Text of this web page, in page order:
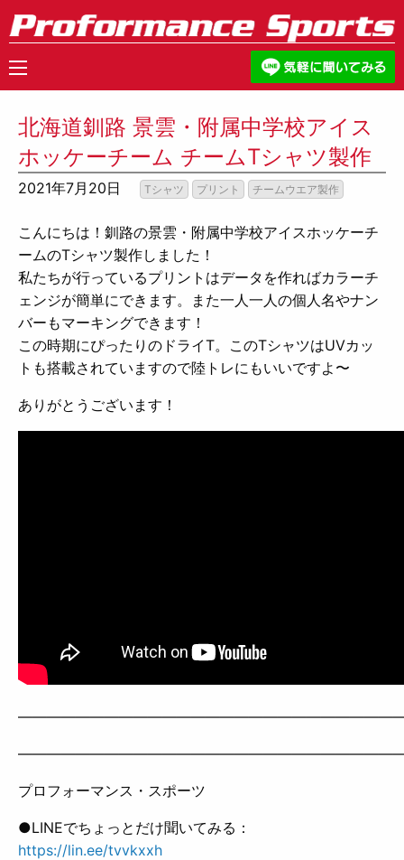
北海道釧路 景雲・附属中学校アイス
ホッケーチーム チームTシャツ製作
2021年7月20日 Tシャツ プリント チームウエア製作
こんにちは！ 釧路の景雲・附属中学校アイスホッケーチ
ームのTシャツ製作しました！
私たちが行っているプリントはデータを作ればカラーチ
ェンジが簡単にできます。また一人一人の個人名やナン
バーもマーキングできます！
この時期にぴったりのドライT。このTシャツはUVカッ
トも搭載されていますので陸トレにもいいですよ〜
ありがとうございます！
プロフォーマンス・スポーツ
●LINEでちょっとだけ聞いてみる：
https://lin.ee/tvvkxxh